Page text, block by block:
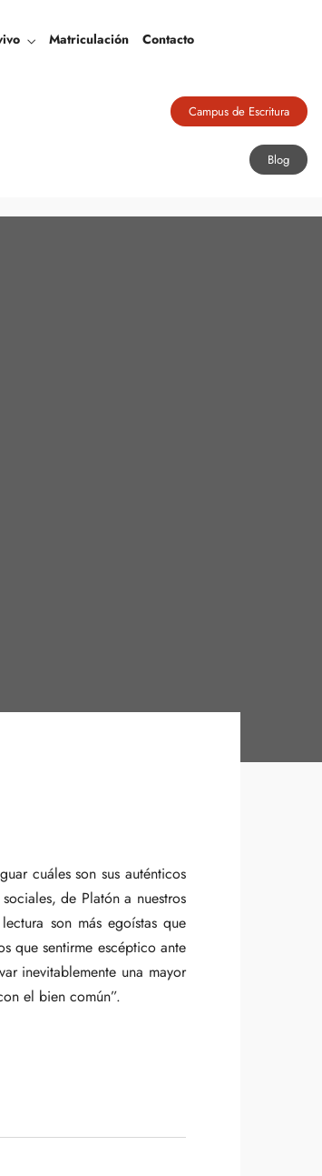
Matriculación Contacto
Campus de Escritura
Blog
cuáles son sus auténticos
de Platón a nuestros
son más egoístas que
que sentirme escéptico ante
inevitablemente una mayor
el bien común”.